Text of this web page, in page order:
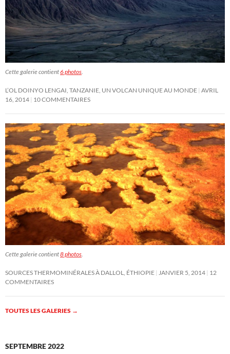
Cette galerie contient6 photos.
L’OL DOINYO LENGAI, TANZANIE, UN VOLCAN UNIQUE AU MONDE AVRIL
16, 2014 10 COMMENTAIRES
Cette galerie contient8 photos.
SOURCES THERMOMINÉRALES À DALLOL, ÉTHIOPIE JANVIER 5, 2014 12
COMMENTAIRES
TOUTES LES GALERIES →
SEPTEMBRE 2022